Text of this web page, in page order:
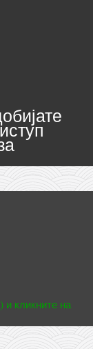
кликните на